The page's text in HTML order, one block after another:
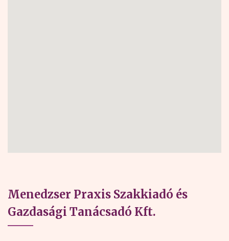
Menedzser Praxis Szakkiadó és
Gazdasági Tanácsadó Kft.